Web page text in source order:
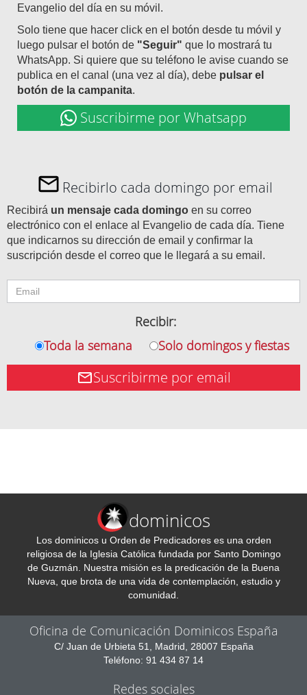
Evangelio del día en su móvil.
Solo tiene que hacer click en el botón desde tu móvil y
luego pulsar el botón de "Seguir" que lo mostrará tu
WhatsApp. Si quiere que su teléfono le avise cuando se
publica en el canal (una vez al día), debe pulsar el
botón de la campanita.
Suscribirme por Whatsapp
Recibirlo cada domingo por email
Recibirá un mensaje cada domingo en su correo
electrónico con el enlace al Evangelio de cada día. Tiene
que indicarnos su dirección de email y confirmar la
suscripción desde el correo que le llegará a su email.
Recibir:
Toda la semana
Solo domingos y fiestas
Suscribirme por email
dominicos
Los dominicos u Orden de Predicadores es una orden
religiosa de la Iglesia Católica fundada por Santo Domingo
de Guzmán. Nuestra misión es la predicación de la Buena
Nueva, que brota de una vida de contemplación, estudio y
comunidad.
Oficina de Comunicación Dominicos España
C/ Juan de Urbieta 51, Madrid, 28007 España
Teléfono: 91 434 87 14
Redes sociales